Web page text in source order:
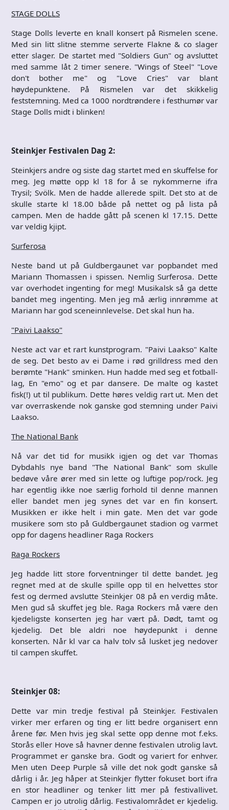
STAGE DOLLS
Stage Dolls leverte en knall konsert på Rismelen scene.
Med sin litt slitne stemme serverte Flakne & co slager
etter slager. De startet med "Soldiers Gun" og avsluttet
med samme låt 2 timer senere. "Wings of Steel" "Love
don't bother me" og "Love Cries" var blant
høydepunktene. På Rismelen var det skikkelig
feststemning. Med ca 1000 nordtrøndere i festhumør var
Stage Dolls midt i blinken!
Steinkjer Festivalen Dag 2:
Steinkjers andre og siste dag startet med en skuffelse for
meg. Jeg møtte opp kl 18 for å se nykommerne ifra
Trysil; Svölk. Men de hadde allerede spilt. Det sto at de
skulle starte kl 18.00 både på nettet og på lista på
campen. Men de hadde gått på scenen kl 17.15. Dette
var veldig kjipt.
Surferosa
Neste band ut på Guldbergaunet var popbandet med
Mariann Thomassen i spissen. Nemlig Surferosa. Dette
var overhodet ingenting for meg! Musikalsk så ga dette
bandet meg ingenting. Men jeg må ærlig innrømme at
Mariann har god sceneinnlevelse. Det skal hun ha.
"Paivi Laakso"
Neste act var et rart kunstprogram. "Paivi Laakso" Kalte
de seg. Det besto av ei Dame i rød grilldress med den
berømte "Hank" sminken. Hun hadde med seg et fotball-
lag, En "emo" og et par dansere. De malte og kastet
fisk(!) ut til publikum. Dette høres veldig rart ut. Men det
var overraskende nok ganske god stemning under Paivi
Laakso.
The National Bank
Nå var det tid for musikk igjen og det var Thomas
Dybdahls nye band "The National Bank" som skulle
bedøve våre ører med sin lette og luftige pop/rock. Jeg
har egentlig ikke noe særlig forhold til denne mannen
eller bandet men jeg synes det var en fin konsert.
Musikken er ikke helt i min gate. Men det var gode
musikere som sto på Guldbergaunet stadion og varmet
opp for dagens headliner Raga Rockers
Raga Rockers
Jeg hadde litt store forventninger til dette bandet. Jeg
regnet med at de skulle spille opp til en helvettes stor
fest og dermed avslutte Steinkjer 08 på en verdig måte.
Men gud så skuffet jeg ble. Raga Rockers må være den
kjedeligste konserten jeg har vært på. Dødt, tamt og
kjedelig. Det ble aldri noe høydepunkt i denne
konserten. Når kl var ca halv tolv så lusket jeg nedover
til campen skuffet.
Steinkjer 08:
Dette var min tredje festival på Steinkjer. Festivalen
virker mer erfaren og ting er litt bedre organisert enn
årene før. Men hvis jeg skal sette opp denne mot f.eks.
Storås eller Hove så havner denne festivalen utrolig lavt.
Programmet er ganske bra. Godt og variert for enhver.
Men uten Deep Purple så ville det nok godt ganske så
dårlig i år. Jeg håper at Steinkjer flytter fokuset bort ifra
en stor headliner og tenker litt mer på festivallivet.
Campen er jo utrolig dårlig. Festivalområdet er kjedelig.